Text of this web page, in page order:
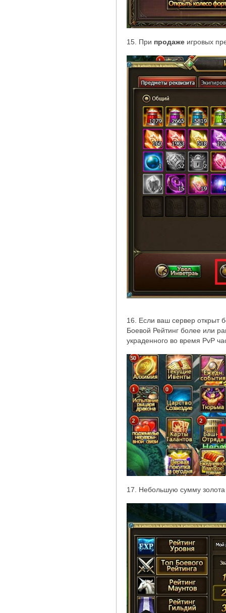
15. При продаже игровых
16. Если ваш сервер открыт
Боевой Рейтинг более или
украденного во время PvP
17. Небольшую сумму